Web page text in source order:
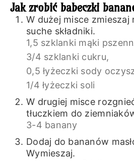
Jak zrobić babeczki
W dużej misce
suche składniki.
1,5 szklanki mąki
3/4 szklanki cukru,
0,5 łyżeczki sody
1/4 łyżeczki soli
W drugiej misce
tłuczkiem do
3-4 banany
Dodaj do bananów
Wymieszaj.